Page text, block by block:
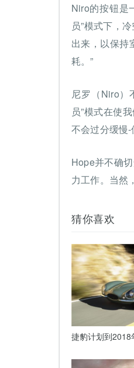
Niro的按钮是
员”模式下，
出来，以保持
耗。”
尼罗（Niro）
员”模式在使
不会过分缓慢-
Hope并不确
力工作。当然
猜你喜欢
捷豹计划到2018